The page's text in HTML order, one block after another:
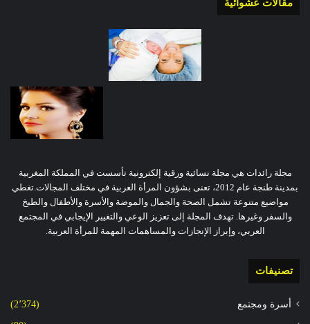
مقالات عشوائية
مجلة رائدات هي مجلة نسائية ورقية إلكترونية تأسست في المملكة المغربية
بمدينة طنجة عام 2012، تعنى بشؤون المرأة العربية في مختلف المجالات.تغطي
مواضيع متنوعة تشمل الصحة والجمال والموضة والأسرة والأطفال والطبخ
والسفر وغيرها. تهدف المجلة إلى تعزيز الوعي والتغيير الإيجابي في المجتمع
العربي، وإبراز الإنجازات والمساهمات المهمة للمرأة العربية.
تصنيفات
أسرة ومجتمع (2٬374)